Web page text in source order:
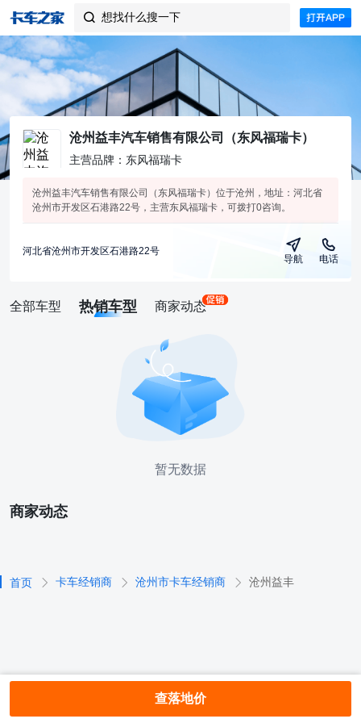
 想找什么搜一下
沧州益丰汽车销售有限公司（东风福瑞卡）
主营品牌：东风福瑞卡
沧州益丰汽车销售有限公司（东风福瑞卡）位于沧州，地址：河北省
沧州市开发区石港路22号，主营东风福瑞卡，可拨打0咨询。
河北省沧州市开发区石港路22号
导航 电话
全部车型 热销车型 商家动态
暂无数据
商家动态
首页 卡车经销商 沧州市卡车经销商 沧州益丰
查落地价